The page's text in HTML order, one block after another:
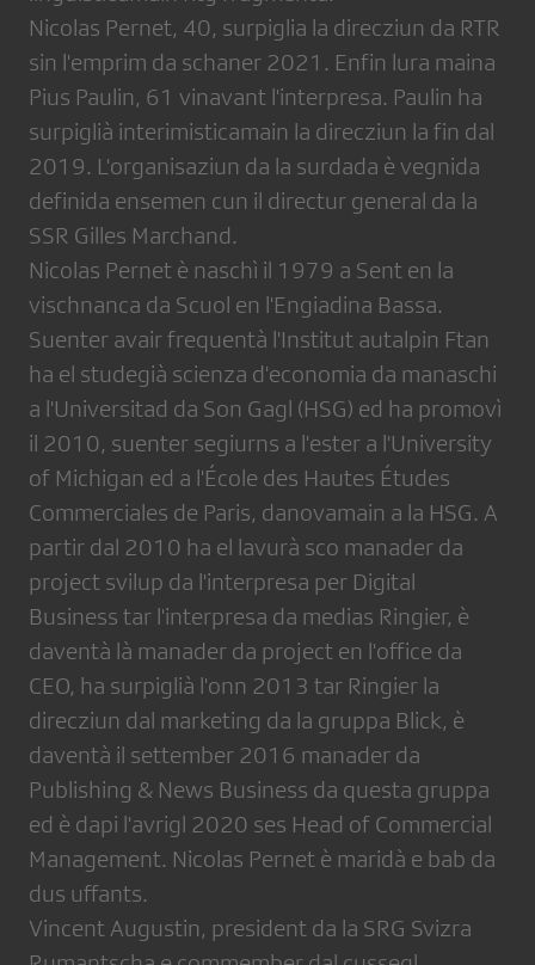
Nicolas Pernet, 40, surpiglia la direcziun da RTR
sin l'emprim da schaner 2021. Enfin lura maina
Pius Paulin, 61 vinavant l'interpresa. Paulin ha
surpiglià interimisticamain la direcziun la fin dal
2019. L'organisaziun da la surdada è vegnida
definida ensemen cun il directur general da la
SSR Gilles Marchand.
Nicolas Pernet è naschì il 1979 a Sent en la
vischnanca da Scuol en l'Engiadina Bassa.
Suenter avair frequentà l'Institut autalpin Ftan
ha el studegià scienza d'economia da manaschi
a l'Universitad da Son Gagl (HSG) ed ha promovì
il 2010, suenter segiurns a l'ester a l'University
of Michigan ed a l'École des Hautes Études
Commerciales de Paris, danovamain a la HSG. A
partir dal 2010 ha el lavurà sco manader da
project svilup da l'interpresa per Digital
Business tar l'interpresa da medias Ringier, è
daventà là manader da project en l'office da
CEO, ha surpiglià l'onn 2013 tar Ringier la
direcziun dal marketing da la gruppa Blick, è
daventà il settember 2016 manader da
Publishing & News Business da questa gruppa
ed è dapi l'avrigl 2020 ses Head of Commercial
Management. Nicolas Pernet è maridà e bab da
dus uffants.
Vincent Augustin, president da la SRG Svizra